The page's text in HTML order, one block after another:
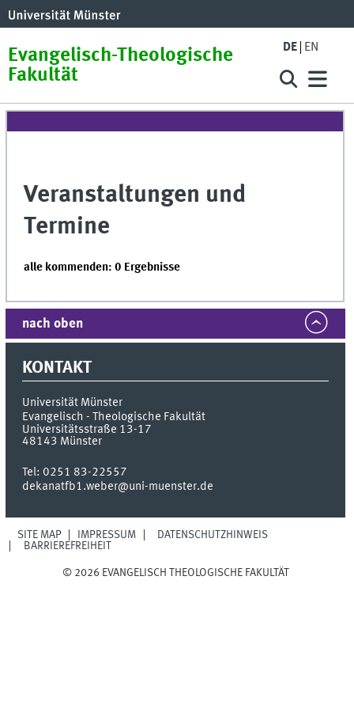
Evangelisch-Theologische
Fakultät
DE EN
Veranstaltungen und
Termine
alle kommenden: 0 Ergebnisse
nach oben
KONTAKT
Universität Münster
Evangelisch - Theologische Fakultät
Universitätsstraße 13-17
48143 Münster
Tel:0251 83-22557
dekanatfb1.weber@uni-muenster.de
SITE MAP IMPRESSUM
DATENSCHUTZHINWEIS
BARRIEREFREIHEIT
© 2026 EVANGELISCH THEOLOGISCHE FAKULTÄT